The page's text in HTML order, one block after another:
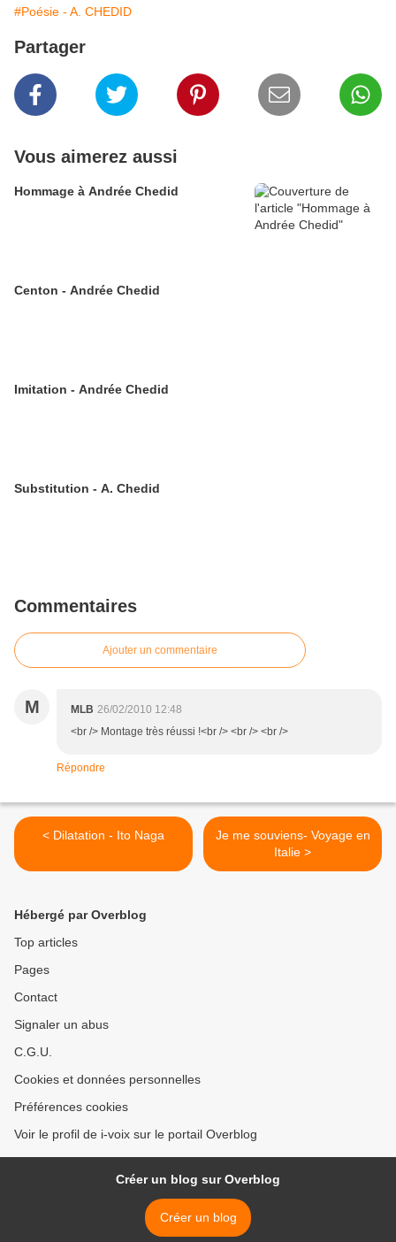
#Poésie - A. CHEDID
Partager
Vous aimerez aussi
Hommage à Andrée Chedid
Centon - Andrée Chedid
Imitation - Andrée Chedid
Substitution - A. Chedid
Commentaires
Ajouter un commentaire
M MLB 26/02/2010 12:48
<br /> Montage très réussi !<br /> <br /> <br />
Répondre
< Dilatation - Ito Naga
Je me souviens- Voyage en
Italie >
Hébergé par Overblog
Top articles
Pages
Contact
Signaler un abus
C.G.U.
Cookies et données personnelles
Préférences cookies
Voir le profil de i-voix sur le portail Overblog
Créer un blog sur Overblog
Créer un blog